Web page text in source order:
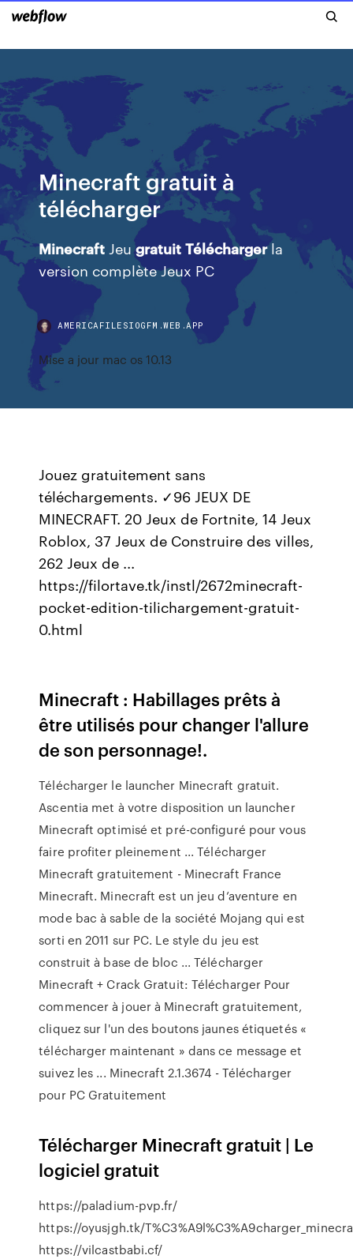
Minecraft gratuit à
télécharger
Minecraft Jeugratuit Téléchargerla
version complète Jeux PC
AMERICAFILESIOGFM.WEB.APP
Mise a jour mac os 10.13
Jouez gratuitement sans
téléchargements. ✓96 JEUX DE
MINECRAFT. 20 Jeux de Fortnite, 14 Jeux
Roblox, 37 Jeux de Construire des villes,
262 Jeux de ...
https://filortave.tk/instl/2672minecraft-
pocket-edition-tilichargement-gratuit-
0.html
Minecraft : Habillages prêts à
être utilisés pour changer l'allure
de son personnage!.
Télécharger le launcher Minecraft gratuit.
Ascentia met à votre disposition un launcher
Minecraft optimisé et pré-configuré pour vous
faire profiter pleinement ... Télécharger
Minecraft gratuitement - Minecraft France
Minecraft. Minecraft est un jeu d’aventure en
mode bac à sable de la société Mojang qui est
sorti en 2011 sur PC. Le style du jeu est
construit à base de bloc ... Télécharger
Minecraft + Crack Gratuit: Télécharger Pour
commencer à jouer à Minecraft gratuitement,
cliquez sur l'un des boutons jaunes étiquetés «
télécharger maintenant » dans ce message et
suivez les ... Minecraft 2.1.3674 - Télécharger
pour PC Gratuitement
Télécharger Minecraft gratuit | Le
logiciel gratuit
https://paladium-pvp.fr/
https://oyusjgh.tk/
https://vilcastbabi.cf/